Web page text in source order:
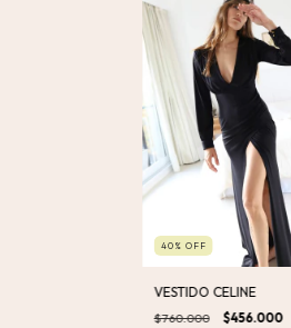
40 % OFF
VESTIDO CELINE
$760.000 $456.000